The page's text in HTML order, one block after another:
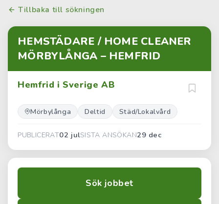
Tillbaka till sökningen
HEMSTÄDARE / HOME CLEANER
MÖRBYLÅNGA – HEMFRID
Hemfrid i Sverige AB
Mörbylånga Deltid Städ/Lokalvård
PUBLICERAT02 julSISTA ANSÖKAN29 dec
Sök jobbet